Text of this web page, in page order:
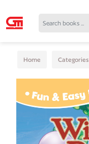
Home Categories